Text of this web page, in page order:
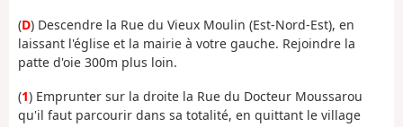
(D) Descendre la Rue du Vieux Moulin (Est-Nord-Est), en
laissant l'église et la mairie à votre gauche. Rejoindre la
patte d'oie 300m plus loin.
(1) Emprunter sur la droite la Rue du Docteur Moussarou
qu'il faut parcourir dans sa totalité, en quittant le village